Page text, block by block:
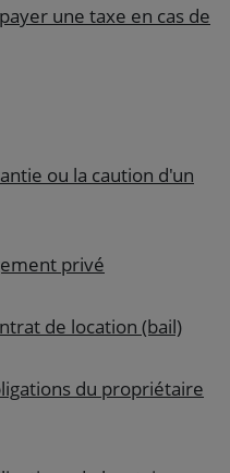
une taxe en cas de
ou la caution d'un
privé
de location (bail)
du propriétaire